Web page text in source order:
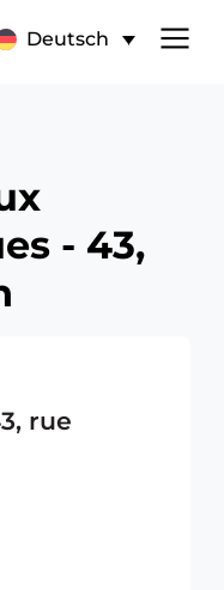
Deutsch
- 43,
rue